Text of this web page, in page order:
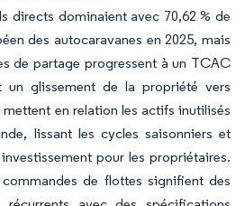
directs dominaient avec 70,62 % de
des autocaravanes en 2025, mais
de partage progressent à un TCAC
un glissement de la propriété vers
en relation les actifs inutilisés
lissant les cycles saisonniers et
pour les propriétaires.
de flottes signifient des